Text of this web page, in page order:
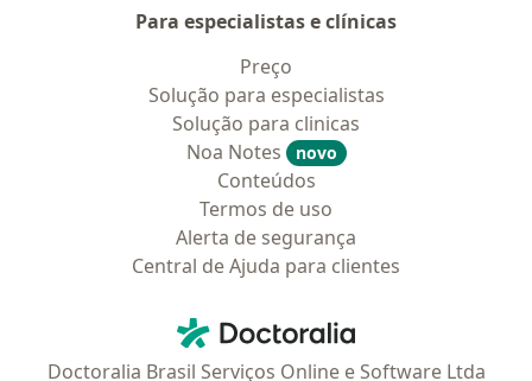
Para especialistas e clínicas
Preço
Solução para especialistas
Solução para clinicas
Noa Notes
novo
Conteúdos
Termos de uso
Alerta de segurança
Central de Ajuda para clientes
Doctoralia - Homepage
Doctoralia Brasil Serviços Online e Software Ltda